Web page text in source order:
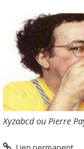
Xyzabcd ou Pierre